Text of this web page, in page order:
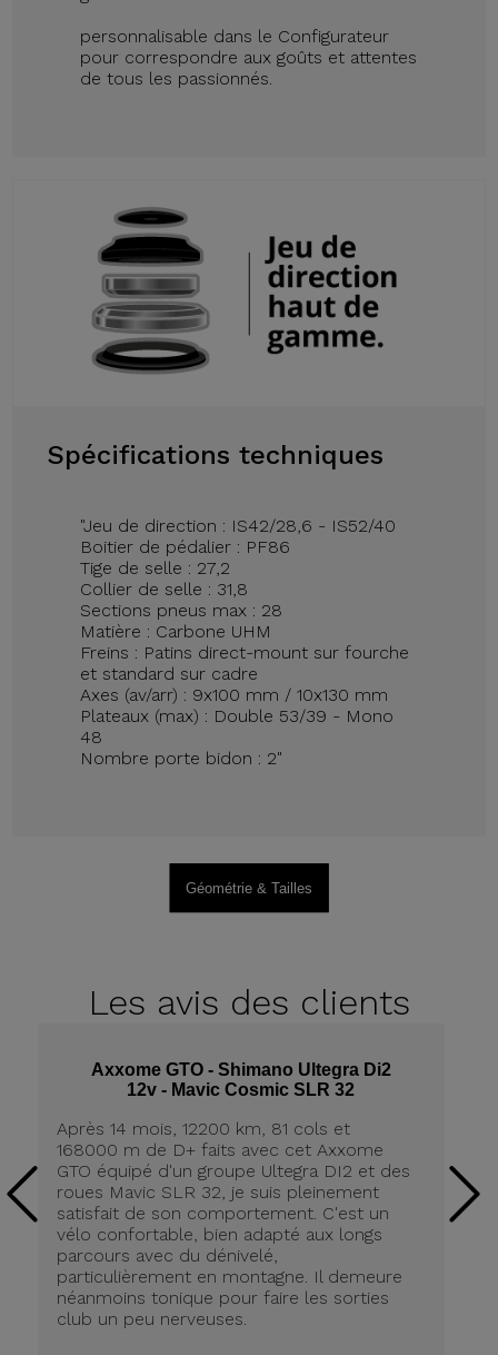
personnalisable dans le Configurateur
pour correspondre aux goûts et attentes
de tous les passionnés.
Spécifications techniques
"Jeu de direction : IS42/28,6 - IS52/40
Boitier de pédalier : PF86
Tige de selle : 27,2
Collier de selle : 31,8
Sections pneus max : 28
Matière : Carbone UHM
Freins : Patins direct-mount sur fourche
et standard sur cadre
Axes (av/arr) : 9x100 mm / 10x130 mm
Plateaux (max) : Double 53/39 - Mono
48
Nombre porte bidon : 2"
Géométrie & Tailles
Les avis des clients
Axxome GTO - Shimano Ultegra Di2
12v - Mavic Cosmic SLR 32
Après 14 mois, 12200 km, 81 cols et
168000 m de D+ faits avec cet Axxome
GTO équipé d'un groupe Ultegra DI2 et des
roues Mavic SLR 32, je suis pleinement
satisfait de son comportement. C'est un
vélo confortable, bien adapté aux longs
parcours avec du dénivelé,
particulièrement en montagne. Il demeure
néanmoins tonique pour faire les sorties
club un peu nerveuses.